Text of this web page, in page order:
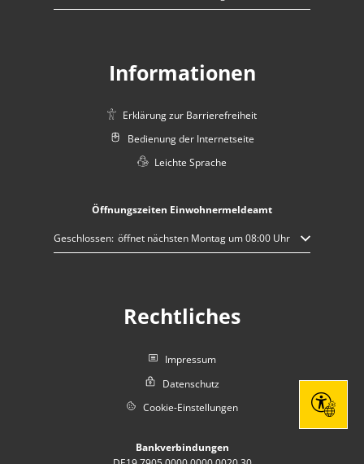
Informationen
Erklärung zur Barrierefreiheit
Bedienung der Internetseite
Leichte Sprache
Öffnungszeiten Einwohnermeldeamt
Klicken, um weitere Öffnungs- oder Schließzeiten auszublenden
Geschlossen: öffnet nächsten Montag um 08:00 Uhr
Rechtliches
Impressum
Datenschutz
Cookie-Einstellungen
Bankverbindungen
Seite